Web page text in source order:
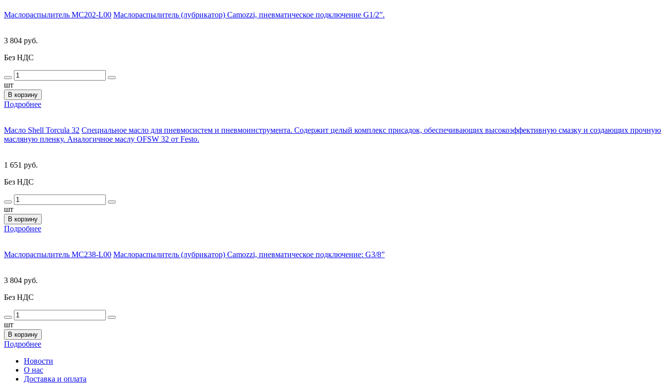
Маслораспылитель MC202-L00 Маслораспылитель (лубрикатор) Сamozzi, пневматическое подключение G1/2”.
3 804 руб.
Без НДС
шт
В корзину
Подробнее
Масло Shell Torcula 32 Специальное масло для пневмосистем и пневмоинструмента. Содержит целый комплекс присадок, обеспечивающих высокоэффективную смазку и создающих прочную
масляную пленку. Аналогичное маслу OFSW 32 от Festo.
1 651 руб.
Без НДС
шт
В корзину
Подробнее
Маслораспылитель MC238-L00 Маслораспылитель (лубрикатор) Сamozzi, пневматическое подключение: G3/8”
3 804 руб.
Без НДС
шт
В корзину
Подробнее
Новости
О нас
Доставка и оплата